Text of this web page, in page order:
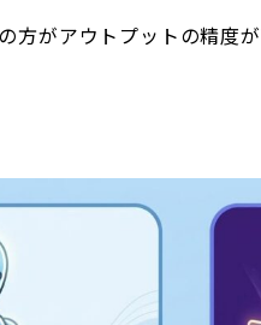
がアウトプットの精度が